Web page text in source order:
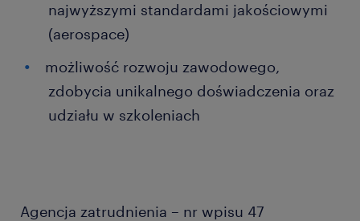
najwyższymi standardami jakościowymi
(aerospace)
możliwość rozwoju zawodowego,
zdobycia unikalnego doświadczenia oraz
udziału w szkoleniach
Agencja zatrudnienia – nr wpisu 47